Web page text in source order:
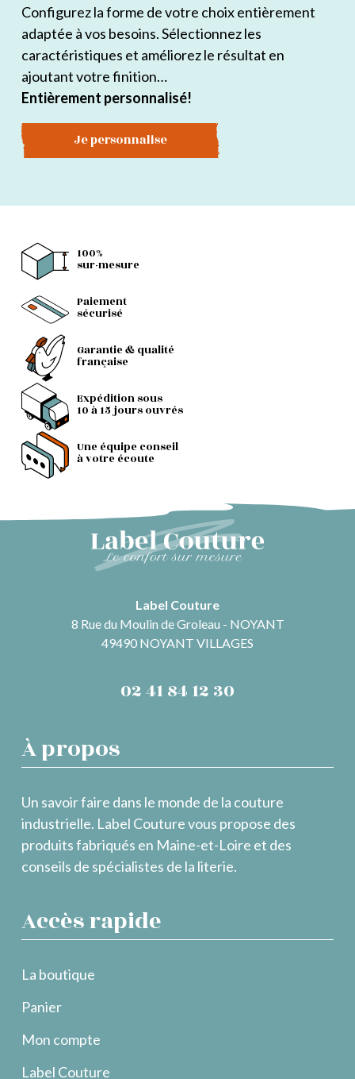
Configurez la forme de votre choix entièrement
adaptée à vos besoins. Sélectionnez les
caractéristiques et améliorez le résultat en
ajoutant votre finition…
Entièrement personnalisé!
Je personnalise
100%
sur-mesure
Paiement
sécurisé
Garantie & qualité
française
Expédition sous
10 à 15 jours ouvrés
Une équipe conseil
à votre écoute
Label Couture
8 Rue du Moulin de Groleau - NOYANT
49490 NOYANT VILLAGES
02 41 84 12 30
À propos
Un savoir faire dans le monde de la couture
industrielle. Label Couture vous propose des
produits fabriqués en Maine-et-Loire et des
conseils de spécialistes de la literie.
Accès rapide
La boutique
Panier
Mon compte
Label Couture